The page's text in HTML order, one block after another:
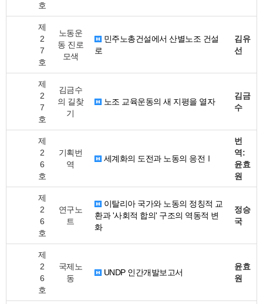
호
제
2
7
호
노동운
동 진로
모색
민주노총건설에서 산별노조 건설
로
김유
선
제
2
7
호
김금수
의 길찾
기
노조 교육운동의 새 지평을 열자
김금
수
제
2
6
호
기획번
역
세계화의 도전과 노동의 응전Ⅰ
번
역:
윤효
원
제
2
6
호
연구노
트
이탈리아 국가와 노동의 정칭적 교
환과 '사회적 합의' 구조의 역동적 변
화
정승
국
제
2
6
호
국제노
동
UNDP 인간개발보고서
윤효
원